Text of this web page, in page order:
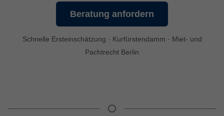
Beratung anfordern
Schnelle Ersteinschätzung · Kurfürstendamm · Miet- und
Pachtrecht Berlin